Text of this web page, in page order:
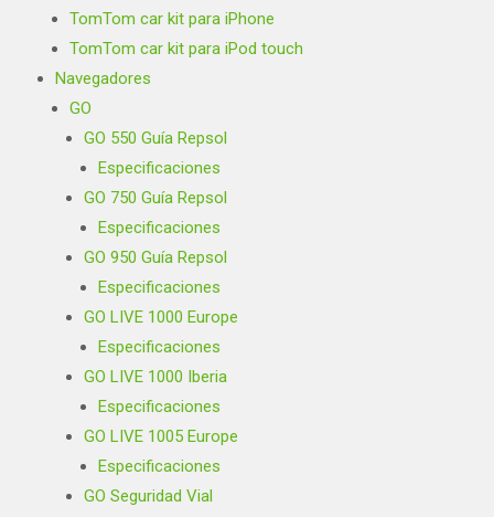
TomTom car kit para iPhone
TomTom car kit para iPod touch
Navegadores
GO
GO 550 Guía Repsol
Especificaciones
GO 750 Guía Repsol
Especificaciones
GO 950 Guía Repsol
Especificaciones
GO LIVE 1000 Europe
Especificaciones
GO LIVE 1000 Iberia
Especificaciones
GO LIVE 1005 Europe
Especificaciones
GO Seguridad Vial